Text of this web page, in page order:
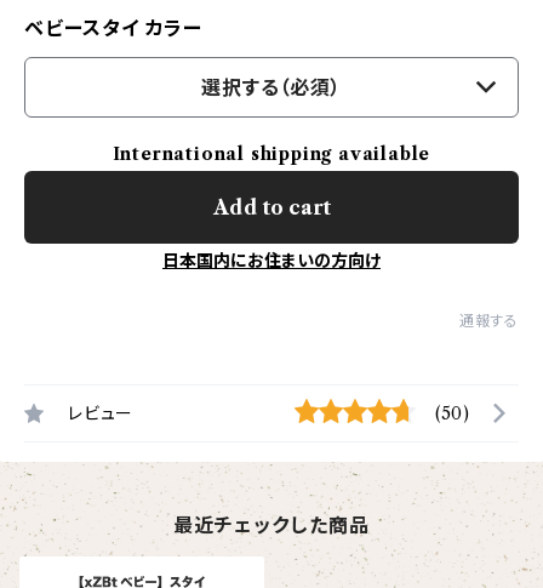
ベビースタイ カラー
選択する（必須）
International shipping available
Add to cart
日本国内にお住まいの方向け
通報する
レビュー (50)
最近チェックした商品